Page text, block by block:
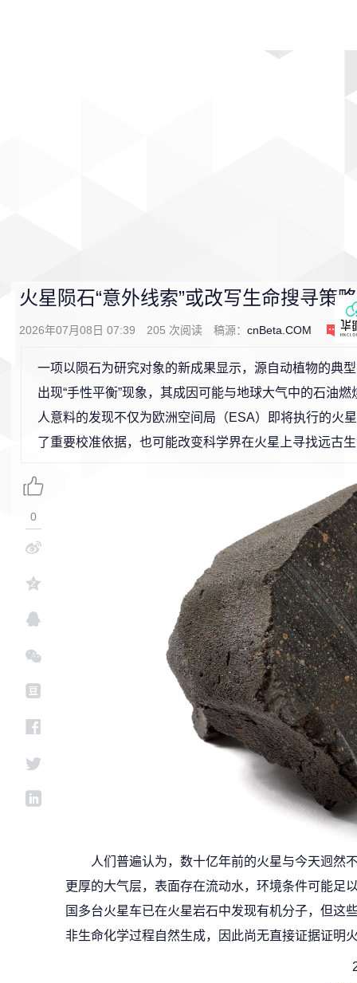
火星陨石“意外线索”或改写生命搜寻策
2026年07月08日 07:39 205 次阅读 稿源： cnBeta.COM 0
一项以陨石为研究对象的新成果显示，源自动植物的典
出现“手性平衡”现象，其成因可能与地球大气中的石油
人意料的发现不仅为欧洲空间局（ESA）即将执行的火
了重要校准依据，也可能改变科学界在火星上寻找远古
人们普遍认为，数十亿年前的火星与今天迥然
更厚的大气层，表面存在流动水，环境条件可能足
国多台火星车已在火星岩石中发现有机分子，但这
非生命化学过程自然生成，因此尚无直接证据证明
0